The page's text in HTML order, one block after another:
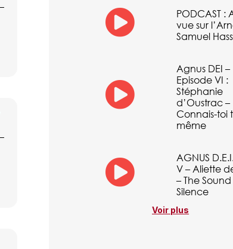
PODCAST :
vue sur
Samuel
Agnus DEI –
Episode VI :
Stéphanie
d’Oustrac –
Connais-toi
même
AGNUS
V – Aliette
– The
Silence
Voir plus